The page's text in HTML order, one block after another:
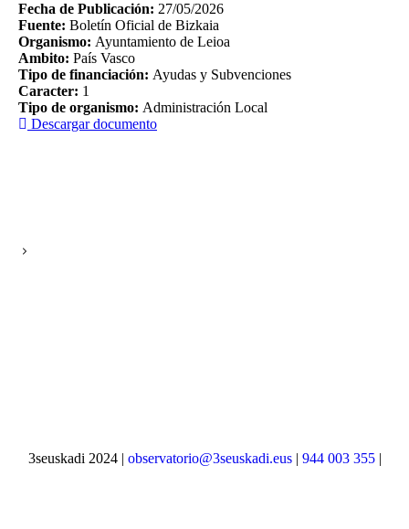
Fecha de Publicación: 27/05/2026
Fuente: Boletín Oficial de Bizkaia
Organismo: Ayuntamiento de Leioa
Ambito: País Vasco
Tipo de financiación: Ayudas y Subvenciones
Caracter: 1
Tipo de organismo: Administración Local
Descargar documento
3seuskadi 2024 | observatorio@3seuskadi.eus| 944 003 355|